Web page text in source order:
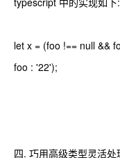
let x = (foo !== null &&
foo : '22');
四. 巧用高级类型灵活